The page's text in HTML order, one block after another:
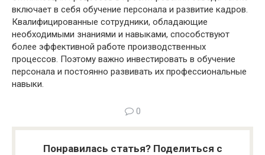
включает в себя обучение персонала и развитие кадров.
Квалифицированные сотрудники, обладающие
необходимыми знаниями и навыками, способствуют
более эффективной работе производственных
процессов. Поэтому важно инвестировать в обучение
персонала и постоянно развивать их профессиональные
навыки.
0
Понравилась статья? Поделиться с